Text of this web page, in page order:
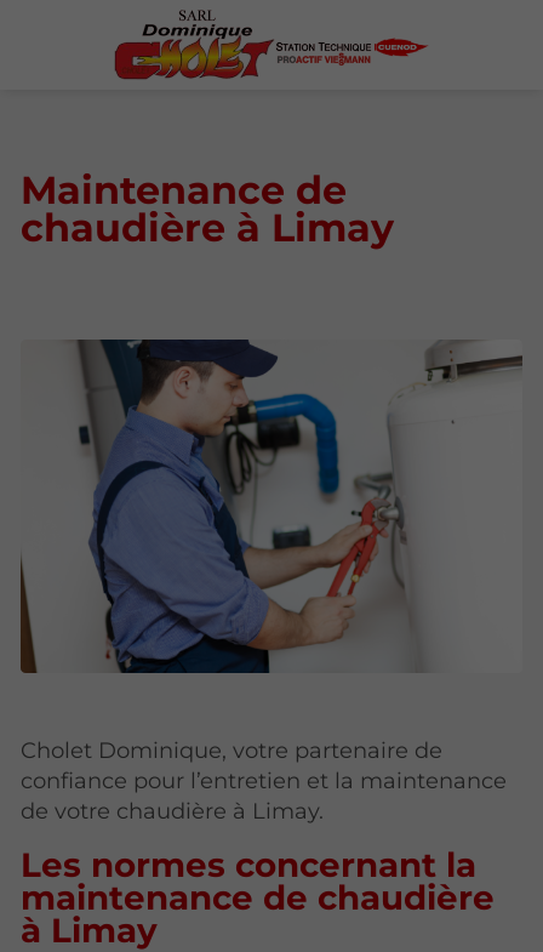
Maintenance de
chaudière à Limay
Cholet Dominique, votre partenaire de
confiance pour l’entretien et la maintenance
de votre chaudière à Limay.
Les normes concernant la
maintenance de chaudière
à Limay